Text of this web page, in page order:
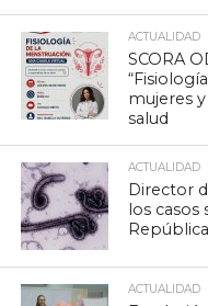
ACTUALIDAD
SCORA
mujeres
salud
ACTUALIDAD
Director
los
ACTUALIDAD